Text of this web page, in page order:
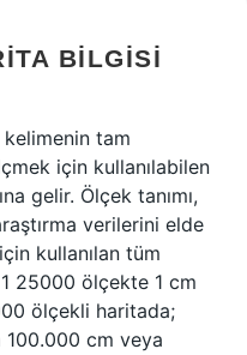
BILGISI
kelimenin tam
için kullanılabilen
gelir. Ölçek tanımı,
verilerini elde
kullanılan tüm
25000 ölçekte 1 cm
ölçekli haritada;
100.000 cm veya